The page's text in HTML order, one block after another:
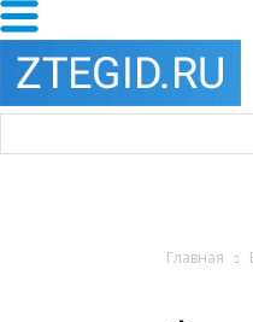
Главная